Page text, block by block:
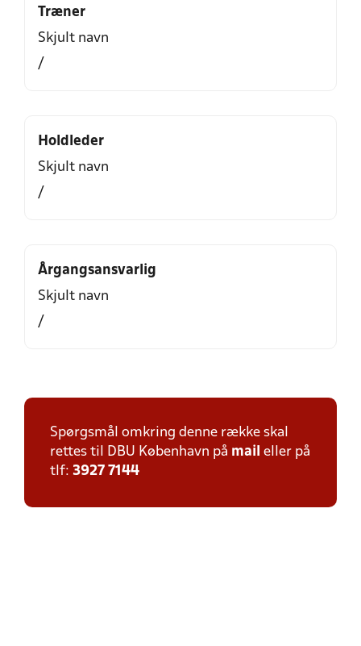
Træner
Skjult navn
/
Holdleder
Skjult navn
/
Årgangsansvarlig
Skjult navn
/
Spørgsmål omkring denne række skal
rettes til DBU København på mail eller på
tlf: 3927 7144